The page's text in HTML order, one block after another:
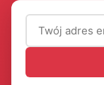
Adres email